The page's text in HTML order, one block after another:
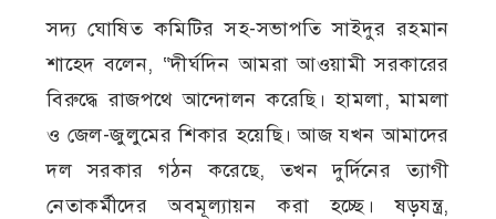
সদ্য ঘোষিত কমিটির সহ-সভাপতি সাইদুর রহমান
শাহেদ বলেন, “দীর্ঘদিন আমরা আওয়ামী সরকারের
বিরুদ্ধে রাজপথে আন্দোলন করেছি। হামলা, মামলা
ও জেল-জুলুমের শিকার হয়েছি। আজ যখন আমাদের
দল সরকার গঠন করেছে, তখন দুর্দিনের ত্যাগী
নেতাকর্মীদের অবমূল্যায়ন করা হচ্ছে। ষড়যন্ত্র,